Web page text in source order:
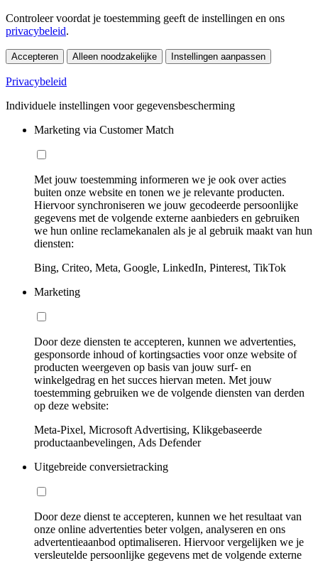
Controleer voordat je toestemming geeft de instellingen en ons
privacybeleid.
Accepteren Alleen noodzakelijke Instellingen aanpassen
Privacybeleid
Individuele instellingen voor gegevensbescherming
Marketing via Customer Match
Met jouw toestemming informeren we je ook over acties
buiten onze website en tonen we je relevante producten.
Hiervoor synchroniseren we jouw gecodeerde persoonlijke
gegevens met de volgende externe aanbieders en gebruiken
we hun online reclamekanalen als je al gebruik maakt van hun
diensten:
Bing, Criteo, Meta, Google, LinkedIn, Pinterest, TikTok
Marketing
Door deze diensten te accepteren, kunnen we advertenties,
gesponsorde inhoud of kortingsacties voor onze website of
producten weergeven op basis van jouw surf- en
winkelgedrag en het succes hiervan meten. Met jouw
toestemming gebruiken we de volgende diensten van derden
op deze website:
Meta-Pixel, Microsoft Advertising, Klikgebaseerde
productaanbevelingen, Ads Defender
Uitgebreide conversietracking
Door deze dienst te accepteren, kunnen we het resultaat van
onze online advertenties beter volgen, analyseren en ons
advertentieaanbod optimaliseren. Hiervoor vergelijken we je
versleutelde persoonlijke gegevens met de volgende externe